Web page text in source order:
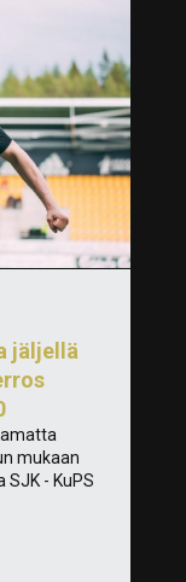
jäljellä
mukaan
- KuPS